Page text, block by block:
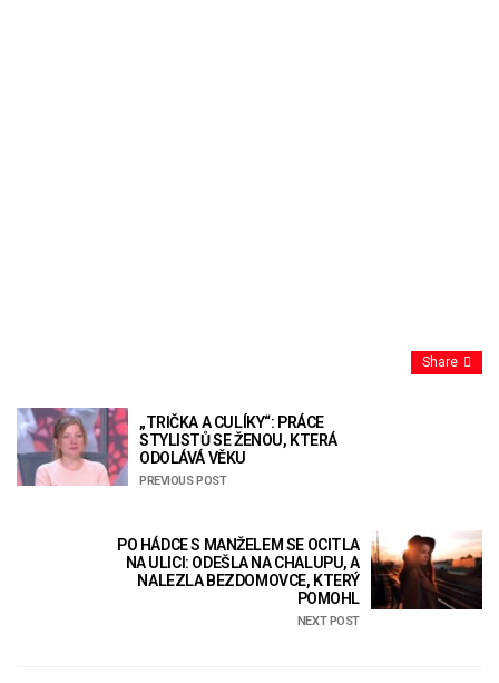
Share
„TRIČKA A CULÍKY“: PRÁCE
STYLISTŮ SE ŽENOU, KTERÁ
ODOLÁVÁ VĚKU
PREVIOUS POST
PO HÁDCE S MANŽELEM SE OCITLA
NA ULICI: ODEŠLA NA CHALUPU, A
NALEZLA BEZDOMOVCE, KTERÝ
POMOHL
NEXT POST